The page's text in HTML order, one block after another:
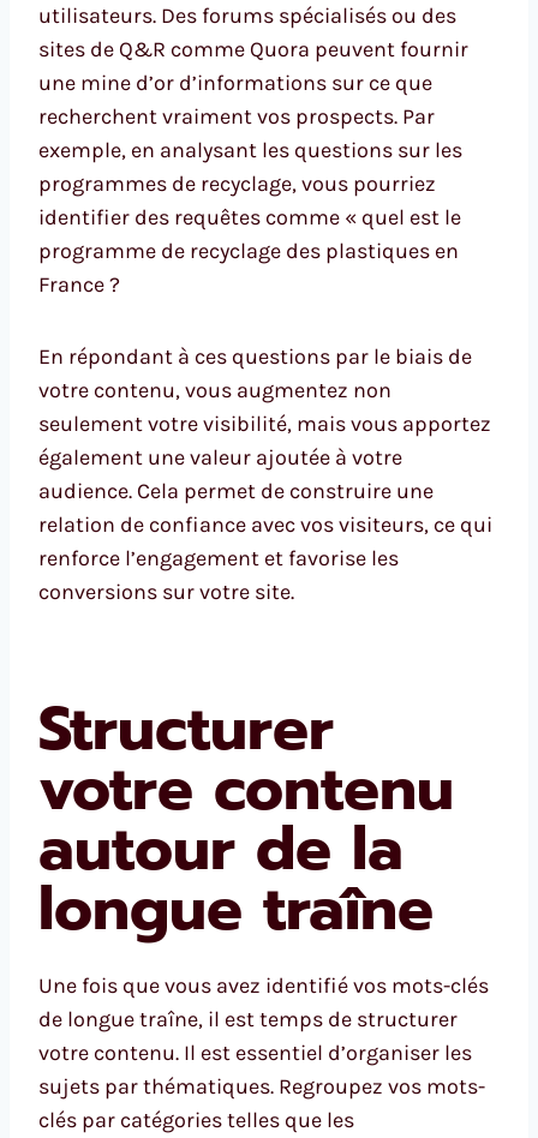
utilisateurs. Des forums spécialisés ou des
sites de Q&R comme Quora peuvent fournir
une mine d’or d’informations sur ce que
recherchent vraiment vos prospects. Par
exemple, en analysant les questions sur les
programmes de recyclage, vous pourriez
identifier des requêtes comme « quel est le
programme de recyclage des plastiques en
France ?
En répondant à ces questions par le biais de
votre contenu, vous augmentez non
seulement votre visibilité, mais vous apportez
également une valeur ajoutée à votre
audience. Cela permet de construire une
relation de confiance avec vos visiteurs, ce qui
renforce l’engagement et favorise les
conversions sur votre site.
Structurer
votre contenu
autour de la
longue traîne
Une fois que vous avez identifié vos mots-clés
de longue traîne, il est temps de structurer
votre contenu. Il est essentiel d’organiser les
sujets par thématiques. Regroupez vos mots-
clés par catégories telles que les